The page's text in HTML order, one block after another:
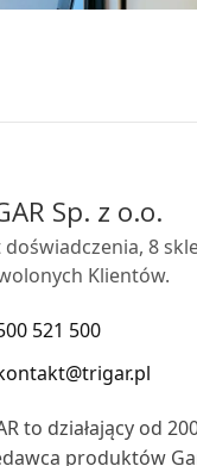
Sp. z o.o.
doświadczenia, 8
Klientów.
521 500
to działający od
produktów